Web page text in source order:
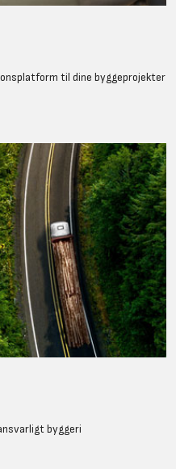
til dine byggeprojekter
byggeri